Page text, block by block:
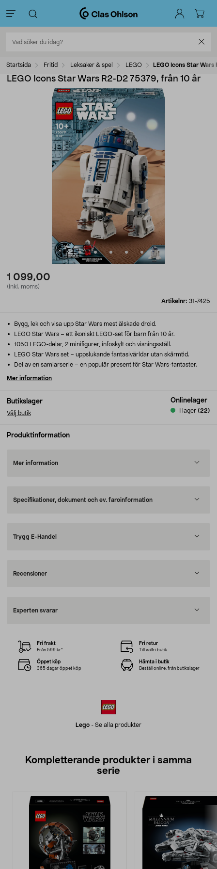
Startsida Fritid Leksaker & spel LEGO LEGO Icons Star
LEGO Icons Star Wars R2-D2 75379, från 10 år
1 099,00
(inkl. moms)
Artikelnr: 31-7425
Butikslager
Välj butik
Onlinelager
I lager (22)
Bygg, lek och visa upp Star Wars mest älskade droid.
LEGO Star Wars – ett ikoniskt LEGO-set för barn från 10 år.
1050 LEGO-delar, 2 minifigurer, infoskylt och visningsställ.
LEGO Star Wars set – uppslukande fantasivärldar utan skärmtid.
Del av en samlarserie – en populär present för Star Wars-fantaster.
Mer information
Produktinformation
Mer information
Specifikationer, dokument och ev. faroinformation
Trygg E-Handel
Recensioner
Experten svarar
Lego - Se alla produkter
Fri frakt
Från 599 kr*
Fri retur
Till valfri butik
Öppet köp
365 dagar öppet köp
Hämta i butik
Beställ online, från butikslager
Kompletterande produkter i samma
serie